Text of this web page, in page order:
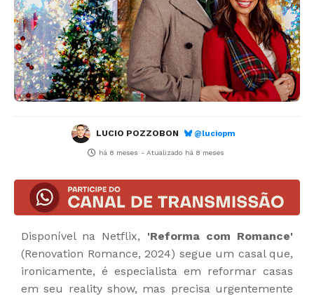
LUCIO POZZOBON @luciopm
há 8 meses - Atualizado há 8 meses
Disponível na Netflix, 'Reforma com Romance'
(Renovation Romance, 2024) segue um casal que,
ironicamente, é especialista em reformar casas
em seu reality show, mas precisa urgentemente